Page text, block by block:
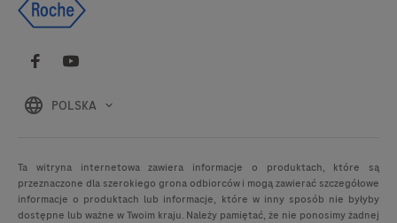
POLSKA
Ta witryna internetowa zawiera informacje o produktach, które są
przeznaczone dla szerokiego grona odbiorców i mogą zawierać szczegółowe
informacje o produktach lub informacje, które w inny sposób nie byłyby
dostępne lub ważne w Twoim kraju. Należy pamiętać, że nie ponosimy żadnej